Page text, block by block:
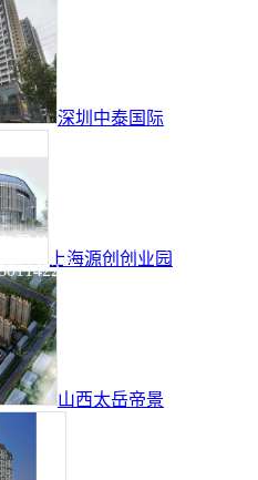
深圳中泰国际
上海源创创业园
山西太岳帝景
限公司 未经许可 严禁复制 沪
号